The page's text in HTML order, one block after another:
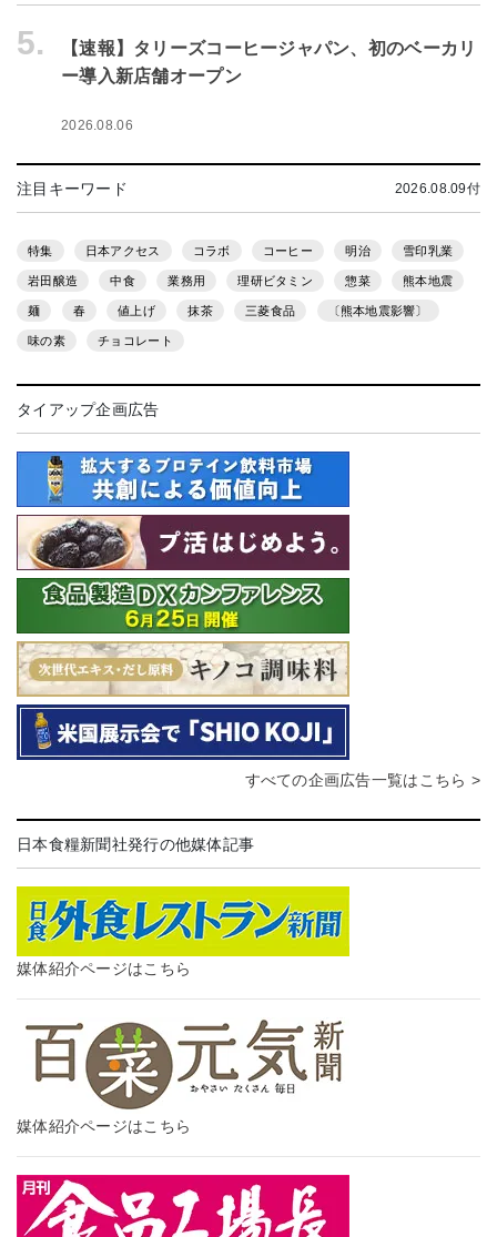
5.
【速報】タリーズコーヒージャパン、初のベーカリ
ー導入新店舗オープン
2026.08.06
注目キーワード 2026.08.09付
特集 日本アクセス コラボ コーヒー 明治 雪印乳業
岩田醸造 中食 業務用 理研ビタミン 惣菜 熊本地震
麺 春 値上げ 抹茶 三菱食品 〔熊本地震影響〕
味の素 チョコレート
タイアップ企画広告
すべての企画広告一覧はこちら >
日本食糧新聞社発行の他媒体記事
媒体紹介ページはこちら
媒体紹介ページはこちら